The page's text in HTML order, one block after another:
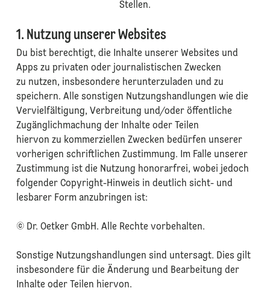
Stellen.
1. Nutzung unserer Websites
Du bist berechtigt, die Inhalte unserer Websites und
Apps zu privaten oder journalistischen Zwecken
zu nutzen, insbesondere herunterzuladen und zu
speichern. Alle sonstigen Nutzungshandlungen wie die
Vervielfältigung, Verbreitung und/oder öffentliche
Zugänglichmachung der Inhalte oder Teilen
hiervon zu kommerziellen Zwecken bedürfen unserer
vorherigen schriftlichen Zustimmung. Im Falle unserer
Zustimmung ist die Nutzung honorarfrei, wobei jedoch
folgender Copyright-Hinweis in deutlich sicht- und
lesbarer Form anzubringen ist:
© Dr. Oetker GmbH. Alle Rechte vorbehalten.
Sonstige Nutzungshandlungen sind untersagt. Dies gilt
insbesondere für die Änderung und Bearbeitung der
Inhalte oder Teilen hiervon.